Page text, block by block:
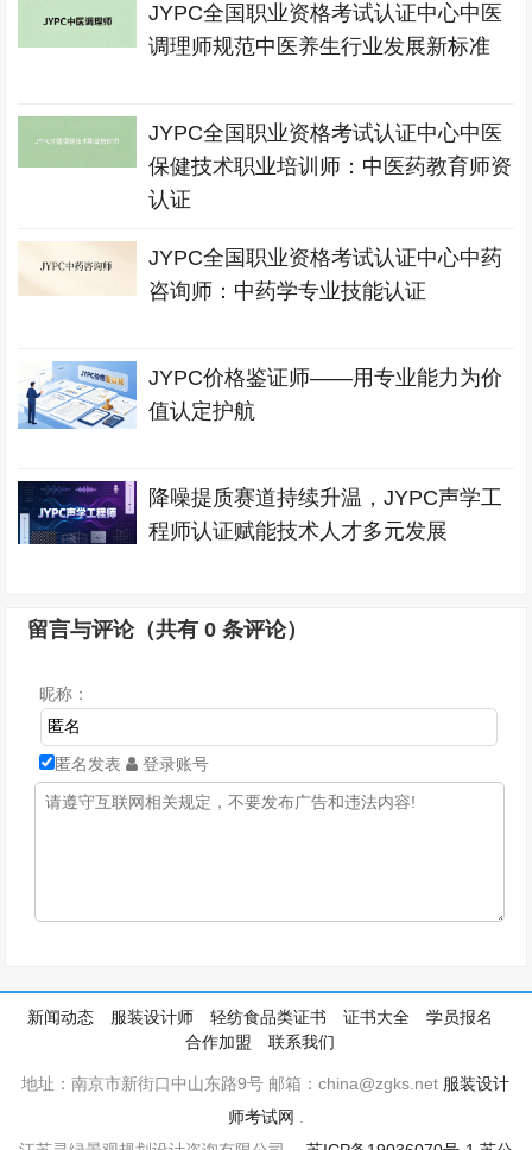
JYPC全国职业资格考试认证中心中医
调理师规范中医养生行业发展新标准
JYPC全国职业资格考试认证中心中医
保健技术职业培训师：中医药教育师资
认证
JYPC全国职业资格考试认证中心中药
咨询师：中药学专业技能认证
JYPC价格鉴证师——用专业能力为价
值认定护航
降噪提质赛道持续升温，JYPC声学工
程师认证赋能技术人才多元发展
留言与评论（共有0 条评论）
昵称：
匿名发表 登录账号
新闻动态 服装设计师 轻纺食品类证书 证书大全
学员报名
合作加盟
联系我们
地址：南京市新街口中山东路9号 邮箱：china@zgks.net 服装设计
师考试网 .